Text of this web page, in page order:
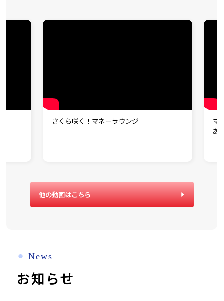
さくら咲く！マネーラウンジ
マ
あ
他の動画はこちら
⚫︎ News
お知らせ